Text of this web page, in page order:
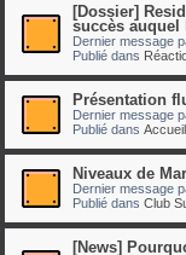
[Dossier]
succès auquel
Dernier message
Publié dans
Présentation
Dernier message
Publié dans
Niveaux de
Dernier message
Publié dans Club
[News]